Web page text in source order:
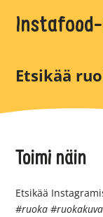
Etsikää
Toimi näin
Etsikää
#ruoka